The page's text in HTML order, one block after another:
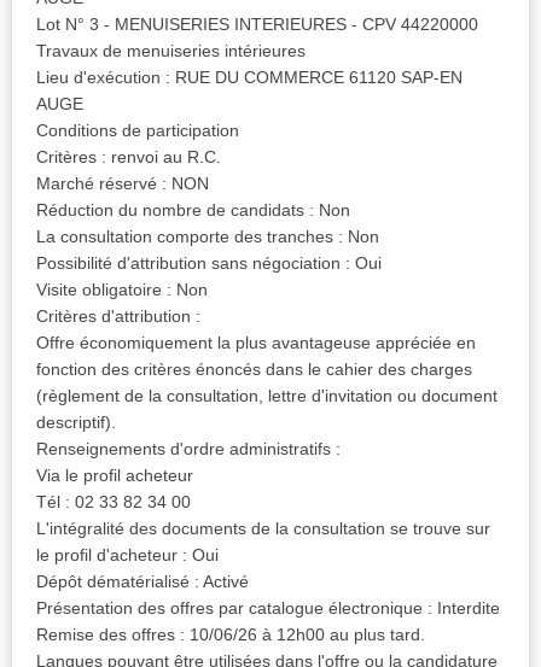
Lot N° 3 - MENUISERIES INTERIEURES - CPV 44220000
Travaux de menuiseries intérieures
Lieu d'exécution : RUE DU COMMERCE 61120 SAP-EN
AUGE
Conditions de participation
Critères : renvoi au R.C.
Marché réservé : NON
Réduction du nombre de candidats : Non
La consultation comporte des tranches : Non
Possibilité d'attribution sans négociation : Oui
Visite obligatoire : Non
Critères d'attribution :
Offre économiquement la plus avantageuse appréciée en
fonction des critères énoncés dans le cahier des charges
(règlement de la consultation, lettre d'invitation ou document
descriptif).
Renseignements d'ordre administratifs :
Via le profil acheteur
Tél : 02 33 82 34 00
L'intégralité des documents de la consultation se trouve sur
le profil d'acheteur : Oui
Dépôt dématérialisé : Activé
Présentation des offres par catalogue électronique : Interdite
Remise des offres : 10/06/26 à 12h00 au plus tard.
Langues pouvant être utilisées dans l'offre ou la candidature